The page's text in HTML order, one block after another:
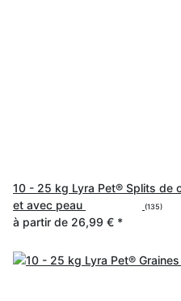
10 - 25 kg Lyra Pet® Splits de
et avec peau
(135)
à partir de 26,99 € *